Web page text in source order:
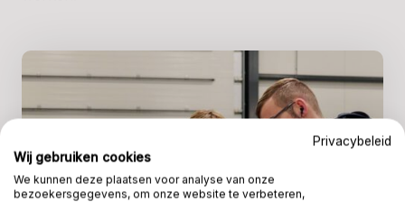
Privacybeleid
Wij gebruiken cookies
We kunnen deze plaatsen voor analyse van onze
bezoekersgegevens, om onze website te verbeteren,